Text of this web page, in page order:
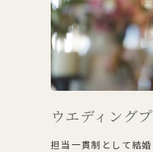
ウエディング
担当一貫制として結